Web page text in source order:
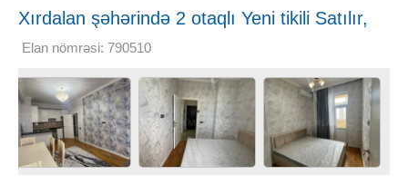
Xırdalan şəhərində 2 otaqlı Yeni tikili Satılır,
45 m²
Elan nömrəsi: 790510